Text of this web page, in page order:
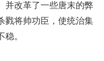
改革了一些唐末的弊
戮将帅功臣，使统治集
。